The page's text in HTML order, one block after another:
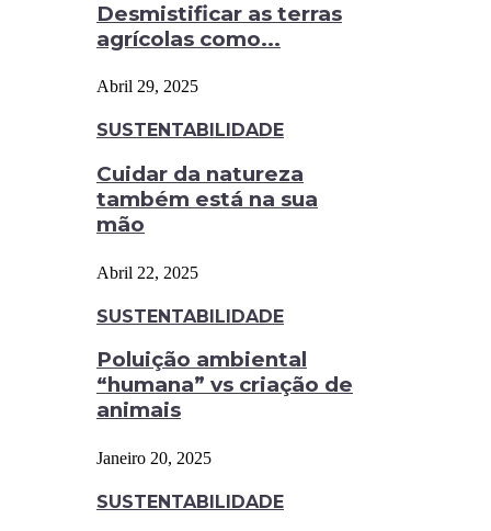
Desmistificar as terras
agrícolas como...
Abril 29, 2025
SUSTENTABILIDADE
Cuidar da natureza
também está na sua
mão
Abril 22, 2025
SUSTENTABILIDADE
Poluição ambiental
“humana” vs criação de
animais
Janeiro 20, 2025
SUSTENTABILIDADE